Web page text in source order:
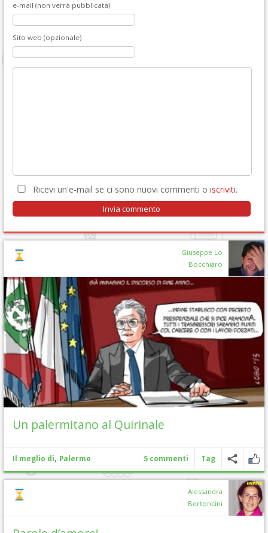
e-mail (non verrà pubblicata)
Sito web (opzionale)
Ricevi un'e-mail se ci sono nuovi commenti o iscriviti.
Giuseppe Lo
Bocchiaro
Un palermitano al Quirinale
Il meglio di, Palermo 5 commenti Tag
Alessandra
Bertoncini